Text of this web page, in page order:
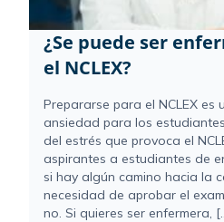
¿Se puede ser
el NCLEX?
Prepararse para el NCLEX es
ansiedad para los
del estrés que provoca el
aspirantes a estudiantes de
si hay algún camino hacia la
necesidad de aprobar el
no. Si quieres ser enfermera,